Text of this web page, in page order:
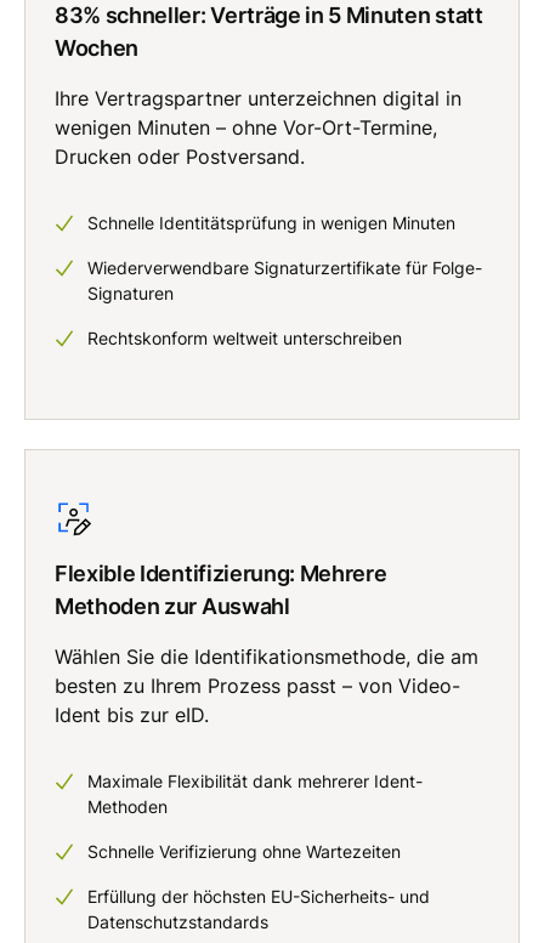
83% schneller: Verträge in 5 Minuten statt
Wochen
Ihre Vertragspartner unterzeichnen digital in
wenigen Minuten – ohne Vor-Ort-Termine,
Drucken oder Postversand.
Schnelle Identitätsprüfung in wenigen Minuten
Wiederverwendbare Signaturzertifikate für Folge-
Signaturen
Rechtskonform weltweit unterschreiben
Flexible Identifizierung: Mehrere
Methoden zur Auswahl
Wählen Sie die Identifikationsmethode, die am
besten zu Ihrem Prozess passt – von Video-
Ident bis zur eID.
Maximale Flexibilität dank mehrerer Ident-
Methoden
Schnelle Verifizierung ohne Wartezeiten
Erfüllung der höchsten EU-Sicherheits- und
Datenschutzstandards